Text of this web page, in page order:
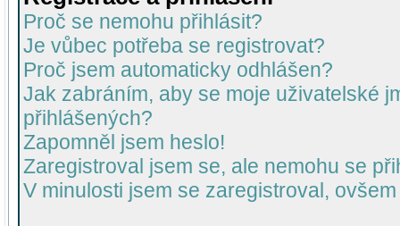
Proč se nemohu přihlásit?
Je vůbec potřeba se registrovat?
Proč jsem automaticky odhlášen?
Jak zabráním, aby se moje uživatelské
přihlášených?
Zapomněl jsem heslo!
Zaregistroval jsem se, ale nemohu se
V minulosti jsem se zaregistroval,